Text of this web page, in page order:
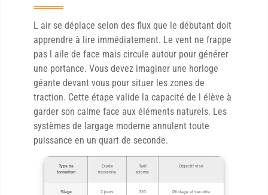
L air se déplace selon des flux que le débutant doit
apprendre à lire immédiatement. Le vent ne frappe
pas l aile de face mais circule autour pour générer
une portance. Vous devez imaginer une horloge
géante devant vous pour situer les zones de
traction. Cette étape valide la capacité de l élève à
garder son calme face aux éléments naturels. Les
systèmes de largage moderne annulent toute
puissance en un quart de seconde.
Type de
formation
Durée
moyenne
Tarif
estimé
Objectif visé
Stage
2 jours
320
Pilotage et sécurité